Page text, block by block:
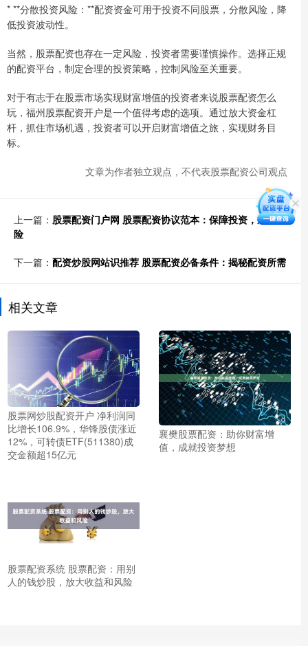
* **分散投资风险：**配资资金可用于投资不同股票，分散风险，降
低投资波动性。
当然，股票配资也存在一定风险，投资者需要谨慎操作。选择正规
的配资平台，制定合理的投资策略，控制风险至关重要。
对于有志于在股票市场实现财富增值的投资者来说股票配资怎么
玩，福州股票配资开户是一个值得考虑的选项。通过放大资金杠
杆，抓住市场机遇，投资者可以开启财富增值之旅，实现财务目
标。
文章为作者独立观点，不代表股票配资公司观点
上一篇： 股票配资门户网 股票配资协议范本：保障投资，规避风
险
下一篇： 配资炒股网站识推荐 股票配资必备条件：揭秘配资所需
相关文章
股票网炒股配资开户 净利润同
比增长106.9%，华锋股债涨近
12%，可转债ETF(511380)成
交金额超15亿元
襄樊股票配资：助你财富增
值，成就投资梦想
股票配资系统 股票配资：用别
人的钱炒股，放大收益和风险